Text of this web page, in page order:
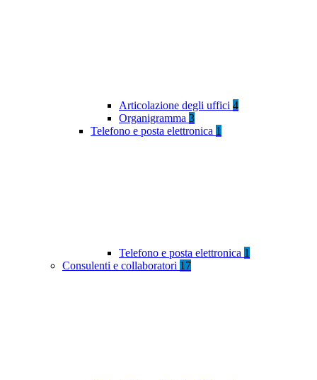
Articolazione degli uffici 4
Organigramma 3
Telefono e posta elettronica 1
Telefono e posta elettronica 1
Consulenti e collaboratori 17